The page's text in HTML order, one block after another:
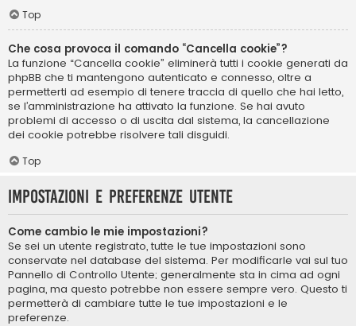
Top
Che cosa provoca il comando “Cancella cookie”?
La funzione “Cancella cookie” eliminerà tutti i cookie generati da
phpBB che ti mantengono autenticato e connesso, oltre a
permetterti ad esempio di tenere traccia di quello che hai letto,
se l’amministrazione ha attivato la funzione. Se hai avuto
problemi di accesso o di uscita dal sistema, la cancellazione
dei cookie potrebbe risolvere tali disguidi.
Top
Impostazioni e preferenze utente
Come cambio le mie impostazioni?
Se sei un utente registrato, tutte le tue impostazioni sono
conservate nel database del sistema. Per modificarle vai sul tuo
Pannello di Controllo Utente; generalmente sta in cima ad ogni
pagina, ma questo potrebbe non essere sempre vero. Questo ti
permetterà di cambiare tutte le tue impostazioni e le
preferenze.